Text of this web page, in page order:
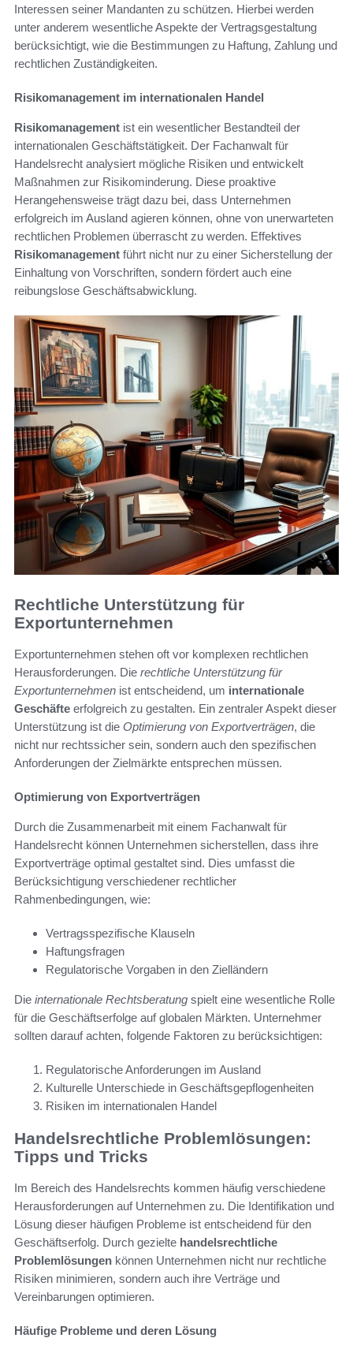
Interessen seiner Mandanten zu schützen. Hierbei werden
unter anderem wesentliche Aspekte der Vertragsgestaltung
berücksichtigt, wie die Bestimmungen zu Haftung, Zahlung und
rechtlichen Zuständigkeiten.
Risikomanagement im internationalen Handel
Risikomanagement ist ein wesentlicher Bestandteil der
internationalen Geschäftstätigkeit. Der Fachanwalt für
Handelsrecht analysiert mögliche Risiken und entwickelt
Maßnahmen zur Risikominderung. Diese proaktive
Herangehensweise trägt dazu bei, dass Unternehmen
erfolgreich im Ausland agieren können, ohne von unerwarteten
rechtlichen Problemen überrascht zu werden. Effektives
Risikomanagement führt nicht nur zu einer Sicherstellung der
Einhaltung von Vorschriften, sondern fördert auch eine
reibungslose Geschäftsabwicklung.
Rechtliche Unterstützung für
Exportunternehmen
Exportunternehmen stehen oft vor komplexen rechtlichen
Herausforderungen. Die rechtliche Unterstützung für
Exportunternehmen ist entscheidend, um internationale
Geschäfte erfolgreich zu gestalten. Ein zentraler Aspekt dieser
Unterstützung ist die Optimierung von Exportverträgen, die
nicht nur rechtssicher sein, sondern auch den spezifischen
Anforderungen der Zielmärkte entsprechen müssen.
Optimierung von Exportverträgen
Durch die Zusammenarbeit mit einem Fachanwalt für
Handelsrecht können Unternehmen sicherstellen, dass ihre
Exportverträge optimal gestaltet sind. Dies umfasst die
Berücksichtigung verschiedener rechtlicher
Rahmenbedingungen, wie:
Vertragsspezifische Klauseln
Haftungsfragen
Regulatorische Vorgaben in den Zielländern
Die internationale Rechtsberatung spielt eine wesentliche Rolle
für die Geschäftserfolge auf globalen Märkten. Unternehmer
sollten darauf achten, folgende Faktoren zu berücksichtigen:
Regulatorische Anforderungen im Ausland
Kulturelle Unterschiede in Geschäftsgepflogenheiten
Risiken im internationalen Handel
Handelsrechtliche Problemlösungen:
Tipps und Tricks
Im Bereich des Handelsrechts kommen häufig verschiedene
Herausforderungen auf Unternehmen zu. Die Identifikation und
Lösung dieser häufigen Probleme ist entscheidend für den
Geschäftserfolg. Durch gezielte handelsrechtliche
Problemlösungen können Unternehmen nicht nur rechtliche
Risiken minimieren, sondern auch ihre Verträge und
Vereinbarungen optimieren.
Häufige Probleme und deren Lösung